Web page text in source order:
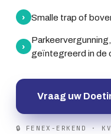
› Smalle trap of
›
geïntegreerd in de
Vraag uw
🔒 FENEX-ERKEND ·